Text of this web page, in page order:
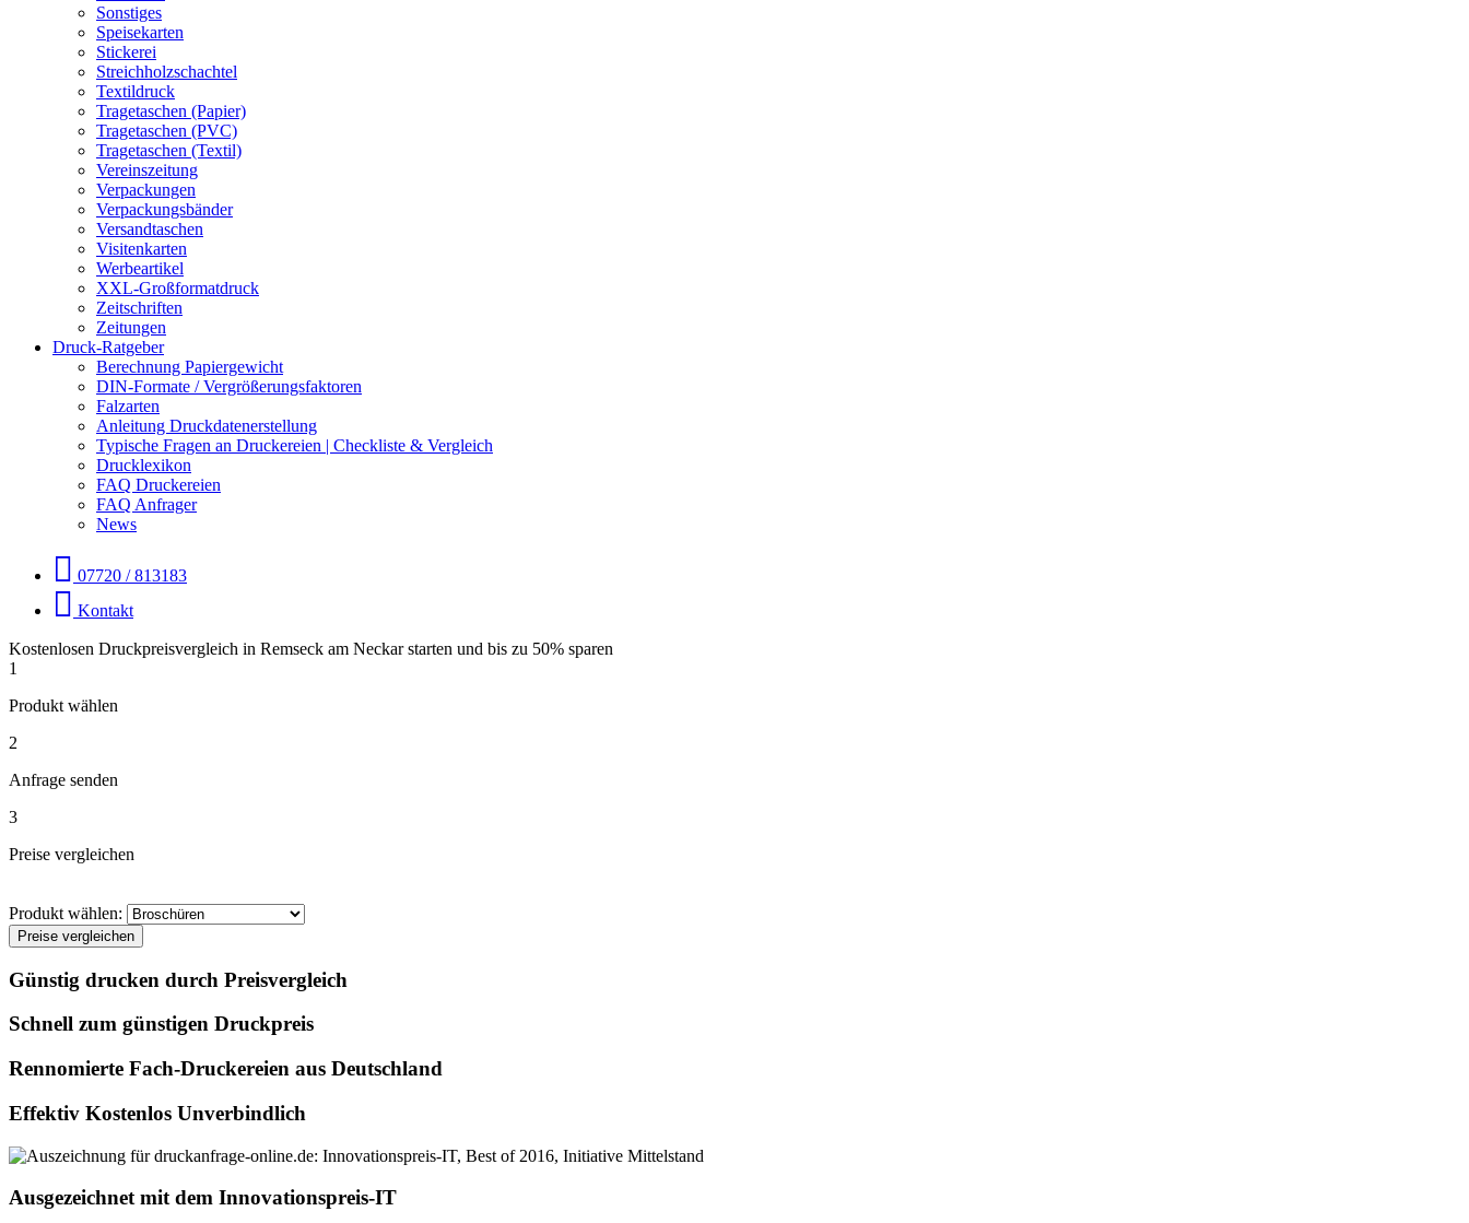
Sonstiges
Speisekarten
Stickerei
Streichholzschachtel
Textildruck
Tragetaschen (Papier)
Tragetaschen (PVC)
Tragetaschen (Textil)
Vereinszeitung
Verpackungen
Verpackungsbänder
Versandtaschen
Visitenkarten
Werbeartikel
XXL-Großformatdruck
Zeitschriften
Zeitungen
Druck-Ratgeber
Berechnung Papiergewicht
DIN-Formate / Vergrößerungsfaktoren
Falzarten
Anleitung Druckdatenerstellung
Typische Fragen an Druckereien | Checkliste & Vergleich
Drucklexikon
FAQ Druckereien
FAQ Anfrager
News
07720 / 813183
Kontakt
Kostenlosen Druckpreisvergleich in Remseck am Neckar starten und bis zu 50% sparen
1
Produkt wählen
2
Anfrage senden
3
Preise vergleichen
Produkt wählen:
Preise vergleichen
Günstig drucken durch Preisvergleich
Schnell zum günstigen Druckpreis
Rennomierte Fach-Druckereien aus Deutschland
Effektiv Kostenlos Unverbindlich
Ausgezeichnet mit dem Innovationspreis-IT